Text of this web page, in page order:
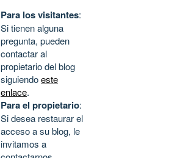
Para los visitantes:
Si tienen alguna
pregunta, pueden
contactar al
propietario del blog
siguiendoeste
enlace.
Para el propietario:
Si desea restaurar el
acceso a su blog, le
invitamos a